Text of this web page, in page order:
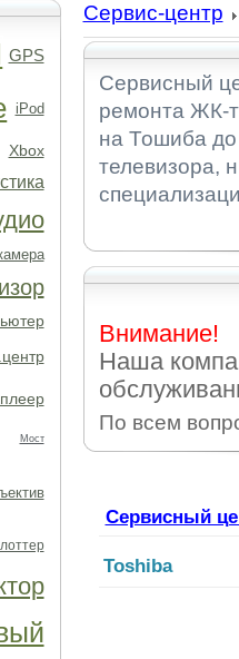
GPS
iPod
Xbox
Мост
Сервис-центр
Сервисный
ремонта ЖК-
на Тошиба до
телевизора,
Внимание!
Наша
По всем
Сервисный
Toshiba